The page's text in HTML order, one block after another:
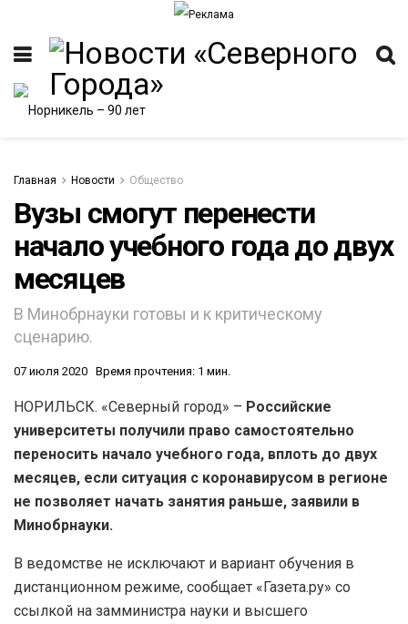
Главная Новости Общество
Вузы смогут перенести
начало учебного года до двух
месяцев
В Минобрнауки готовы и к критическому
сценарию.
07 июля 2020 Время прочтения: 1 мин.
НОРИЛЬСК. «Северный город» – Российские
университеты получили право самостоятельно
переносить начало учебного года, вплоть до двух
месяцев, если ситуация с коронавирусом в регионе
не позволяет начать занятия раньше, заявили в
Минобрнауки.
В ведомстве не исключают и вариант обучения в
дистанционном режиме, сообщает «Газета.ру» со
ссылкой на замминистра науки и высшего